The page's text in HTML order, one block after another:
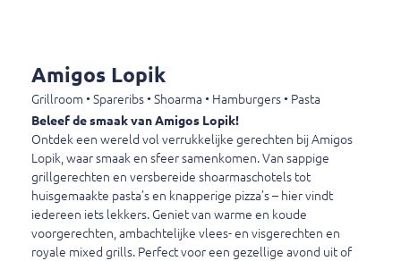
Pizza funghi
Tomaat, kaas en champignons.
€ 12,50
Pizza quattro stagioni
Tomaat, kaas, salami, ham, champignons en
paprika.
€ 12,50
Amigos Lopik
Grillroom • Spareribs • Shoarma • Hamburgers • Pasta
Beleef de smaak van Amigos Lopik!
Ontdek een wereld vol verrukkelijke gerechten bij Amigos
Lopik, waar smaak en sfeer samenkomen. Van sappige
grillgerechten en versbereide shoarmaschotels tot
huisgemaakte pasta’s en knapperige pizza’s – hier vindt
iedereen iets lekkers. Geniet van warme en koude
voorgerechten, ambachtelijke vlees- en visgerechten en
royale mixed grills. Perfect voor een gezellige avond uit of